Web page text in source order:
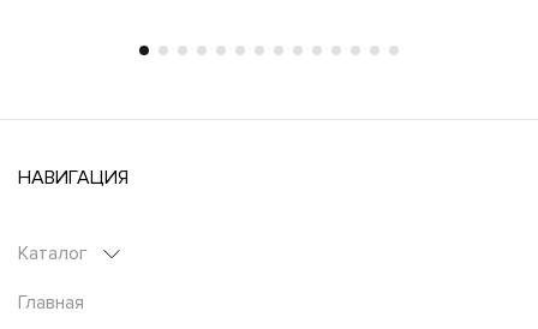
НАВИГАЦИЯ
Каталог
Главная